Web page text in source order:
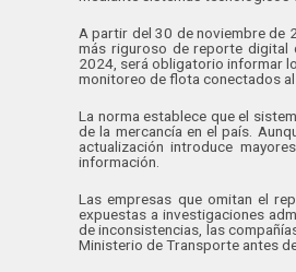
A partir del 30 de noviembre de
más riguroso de reporte digital
2024, será obligatorio informar
monitoreo de flota conectados al
La norma establece que el
de la mercancía en el país.
actualización introduce
información.
Las empresas que omitan el
expuestas a investigaciones
de inconsistencias, las
Ministerio de Transporte antes